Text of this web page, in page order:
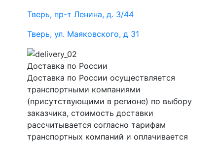
Тверь, пр-т Ленина, д. 3/44
Тверь, ул. Маяковского, д 31
Доставка по России
Доставка по России осуществляется
транспортными компаниями
(присутствующими в регионе) по выбору
заказчика, стоимость доставки
рассчитывается согласно тарифам
транспортных компаний и оплачивается